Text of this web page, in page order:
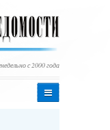
с 2000 года